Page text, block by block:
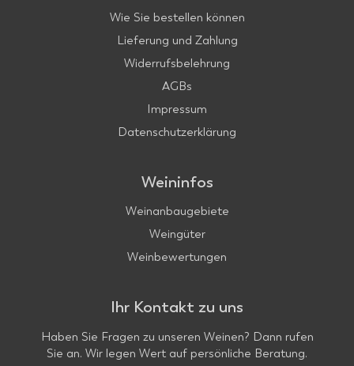
Wie Sie bestellen können
Lieferung und Zahlung
Widerrufsbelehrung
AGBs
Impressum
Datenschutzerklärung
Weininfos
Weinanbaugebiete
Weingüter
Weinbewertungen
Ihr Kontakt zu uns
Haben Sie Fragen zu unseren Weinen? Dann rufen
Sie an. Wir legen Wert auf persönliche Beratung.